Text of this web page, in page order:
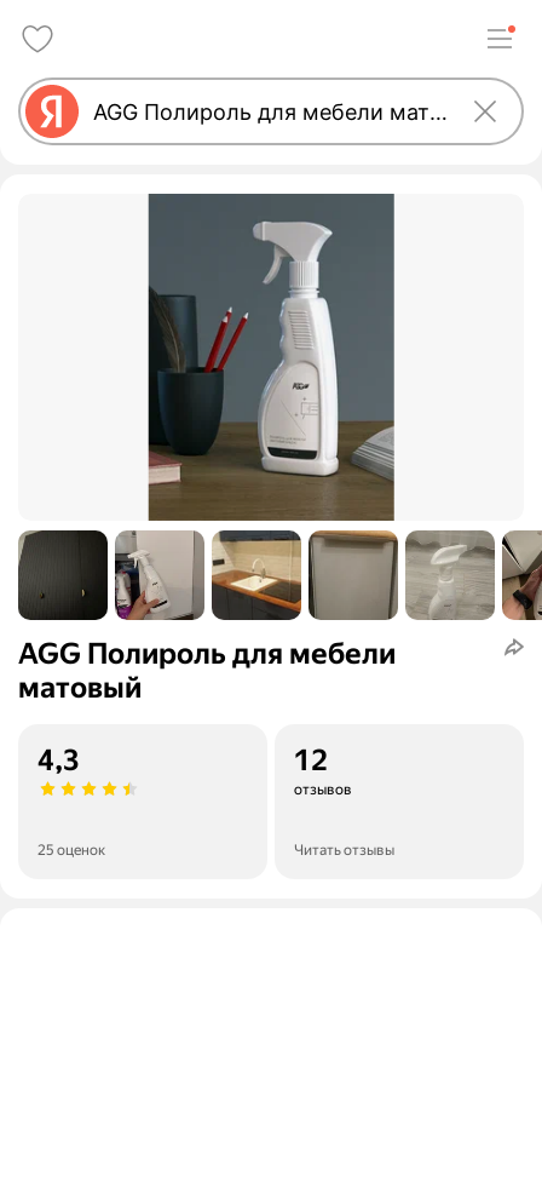
AGG Полироль для мебели
матовый
4,3
25 оценок
12
отзывов
Читать отзывы